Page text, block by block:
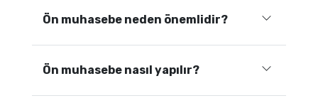
Ön muhasebe neden önemlidir?
Ön muhasebe nasıl yapılır?